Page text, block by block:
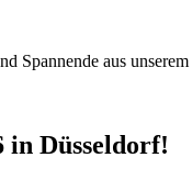
Spannende aus
in Düsseldorf!